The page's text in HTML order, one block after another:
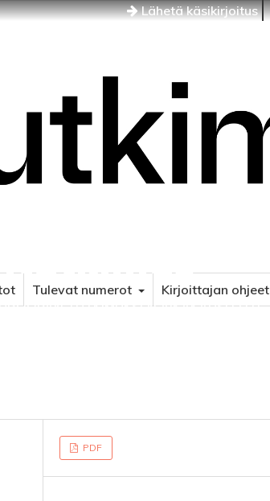
Lähetä käsikirjoitus
TUTKIMUKSEN AIKAKAUSLEHTI
Tulevat numerot Kirjoittajan ohjeet
PDF